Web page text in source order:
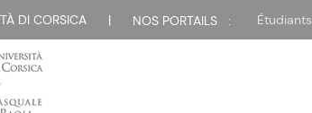
DI CORSICA | NOS PORTAILS : Étudiants